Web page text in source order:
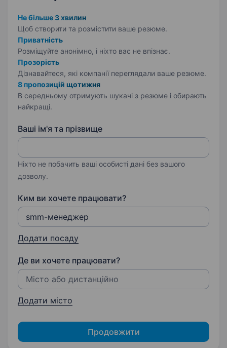
Не більше 3 хвилин
Щоб створити та розмістити ваше резюме.
Приватність
Розміщуйте анонімно, і ніхто вас не впізнає.
Прозорість
Дізнавайтеся, які компанії переглядали ваше резюме.
8 пропозицій щотижня
В середньому отримують шукачі з резюме і обирають
найкращі.
Ваші ім'я та прізвище
Ніхто не побачить ваші особисті дані без вашого
дозволу.
Ким ви хочете працювати?
Додати посаду
Де ви хочете працювати?
Додати місто
Продовжити